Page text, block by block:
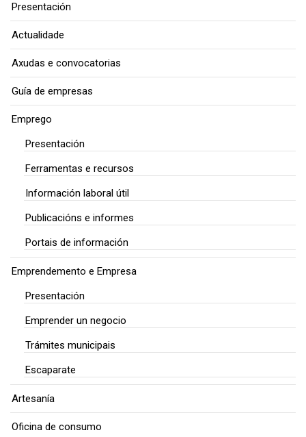
Presentación
Actualidade
Axudas e convocatorias
Guía de empresas
Emprego
Presentación
Ferramentas e recursos
Información laboral útil
Publicacións e informes
Portais de información
Emprendemento e Empresa
Presentación
Emprender un negocio
Trámites municipais
Escaparate
Artesanía
Oficina de consumo